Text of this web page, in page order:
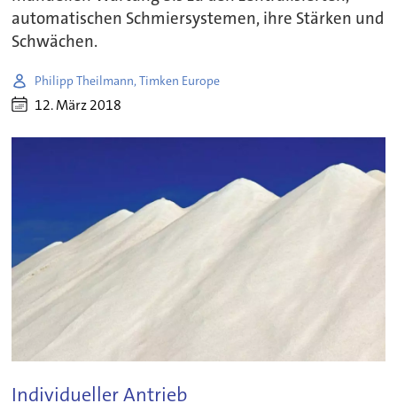
automatischen Schmiersystemen, ihre Stärken und
Schwächen.
Philipp Theilmann, Timken Europe
12. März 2018
Individueller Antrieb